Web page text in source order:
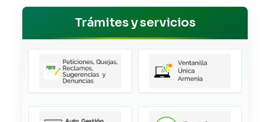
Trámites y servicios